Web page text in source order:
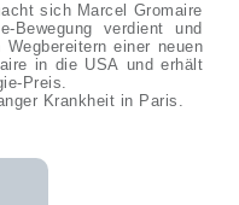
sich Marcel Gromaire
Bewegung verdient und
einer neuen
in die USA und erhält
Preis.
Krankheit in Paris.